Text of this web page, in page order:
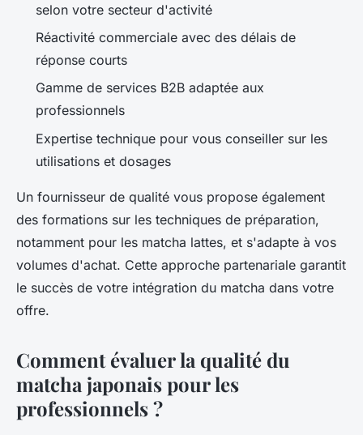
selon votre secteur d'activité
Réactivité commerciale avec des délais de
réponse courts
Gamme de services B2B adaptée aux
professionnels
Expertise technique pour vous conseiller sur les
utilisations et dosages
Un fournisseur de qualité vous propose également
des formations sur les techniques de préparation,
notamment pour les matcha lattes, et s'adapte à vos
volumes d'achat. Cette approche partenariale garantit
le succès de votre intégration du matcha dans votre
offre.
Comment évaluer la qualité du
matcha japonais pour les
professionnels ?